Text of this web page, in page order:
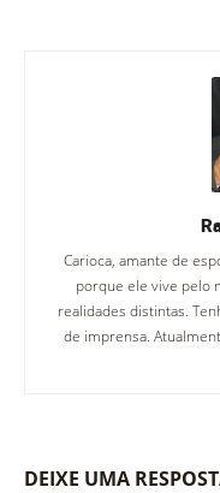
Carioca, amante de
porque ele vive pelo
realidades distintas.
de imprensa.
DEIXE UMA